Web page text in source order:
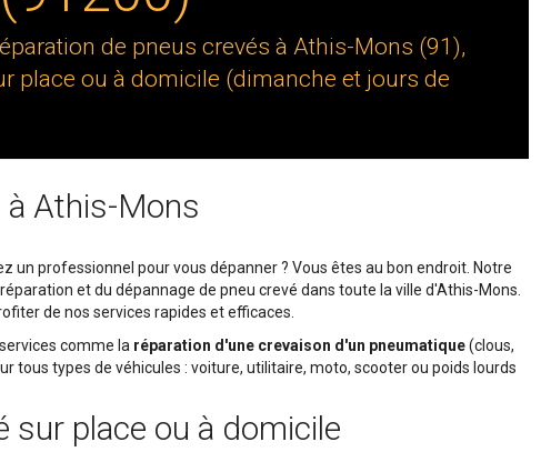
de pneus crevés à Athis-Mons (91),
place ou à domicile (dimanche et jours de
à Athis-Mons
un professionnel pour vous dépanner ? Vous êtes au bon endroit. Notre
et du dépannage de pneu crevé dans toute la ville d'Athis-Mons.
de nos services rapides et efficaces.
comme la réparation d'une crevaison d'un pneumatique(clous,
tous types de véhicules : voiture, utilitaire, moto, scooter ou poids lourds
sur place ou à domicile